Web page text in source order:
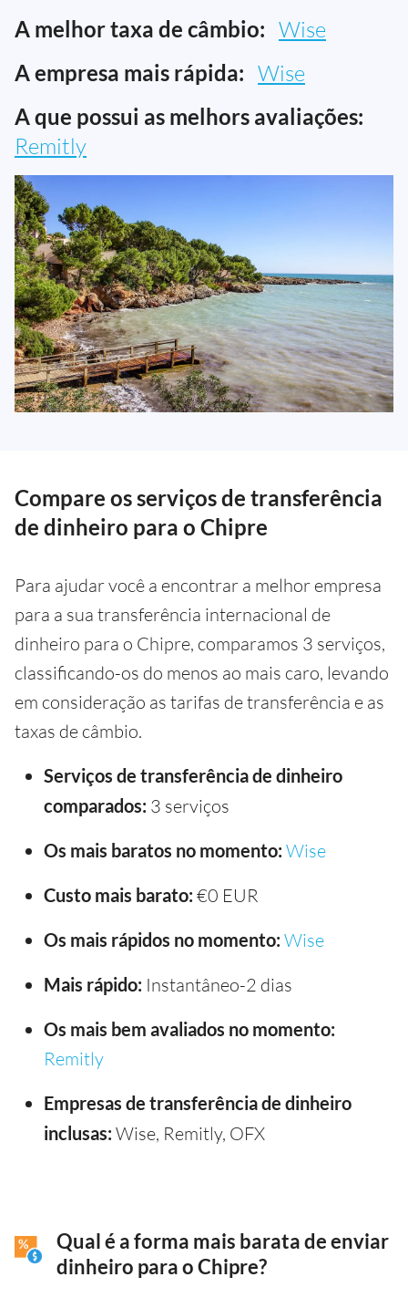
A melhor taxa de câmbio: Wise
A empresa mais rápida: Wise
A que possui as melhors avaliações:
Remitly
Compare os serviços de transferência
de dinheiro para o Chipre
Para ajudar você a encontrar a melhor empresa
para a sua transferência internacional de
dinheiro para o Chipre, comparamos 3 serviços,
classificando-os do menos ao mais caro, levando
em consideração as tarifas de transferência e as
taxas de câmbio.
Serviços de transferência de dinheiro
comparados: 3 serviços
Os mais baratos no momento: Wise
Custo mais barato: €0 EUR
Os mais rápidos no momento: Wise
Mais rápido: Instantâneo-2 dias
Os mais bem avaliados no momento:
Remitly
Empresas de transferência de dinheiro
inclusas: Wise, Remitly, OFX
Qual é a forma mais barata de enviar
dinheiro para o Chipre?